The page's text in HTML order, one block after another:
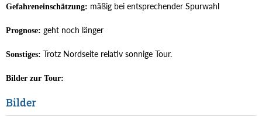
Gefahreneinschätzung: mäßig bei entsprechender Spurwahl
Prognose: geht noch länger
Sonstiges: Trotz Nordseite relativ sonnige Tour.
Bilder zur Tour:
Bilder